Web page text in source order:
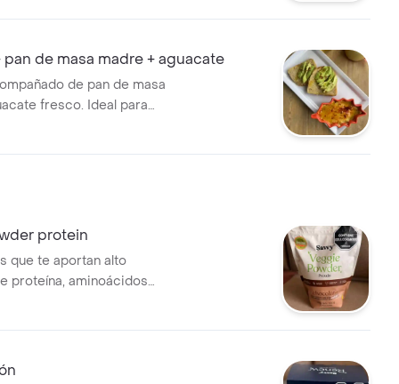
en pocos minutos.
pan de masa madre + aguacate
de pan de masa
fresco. Ideal para
protein
que te aportan alto
proteína, aminoácidos
perfectos para preparar
su formato en polvo